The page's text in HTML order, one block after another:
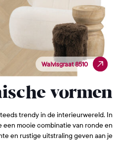
Walvisgraat 8510
Walvisgraat 8510
vormen
trendy in de interieurwereld. In
een mooie combinatie van ronde en
en rustige uitstraling geven aan je